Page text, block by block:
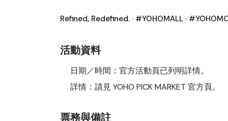
Refined, Redefined. · #YOHOMALL ·
活動資料
日期／時間： 官方活動頁已列明詳情。
詳情： 請見 YOHO PICK MARKET 官方頁。
票務與備註